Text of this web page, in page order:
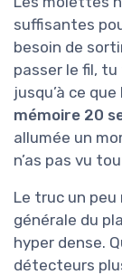
suffisantes
besoin de
passer le fil,
jusqu’à ce
mémoire 20
allumée un
n’as pas vu
Le truc un peu
générale du
hyper dense.
détecteurs